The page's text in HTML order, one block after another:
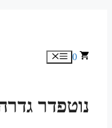
0 תפריט
נוטפדר